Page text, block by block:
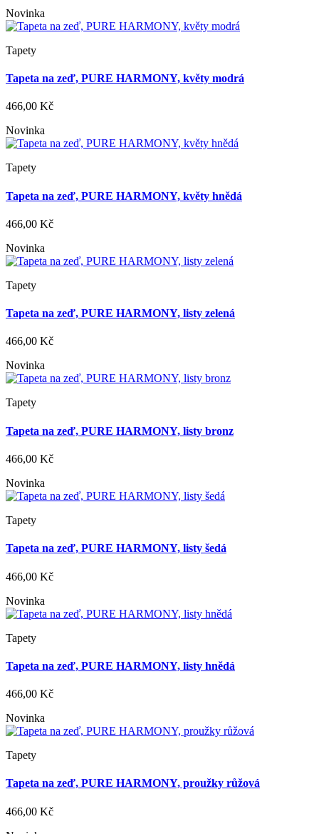
Novinka
Tapety
Tapeta na zeď, PURE HARMONY, květy modrá
466,00 Kč
Novinka
Tapety
Tapeta na zeď, PURE HARMONY, květy hnědá
466,00 Kč
Novinka
Tapety
Tapeta na zeď, PURE HARMONY, listy zelená
466,00 Kč
Novinka
Tapety
Tapeta na zeď, PURE HARMONY, listy bronz
466,00 Kč
Novinka
Tapety
Tapeta na zeď, PURE HARMONY, listy šedá
466,00 Kč
Novinka
Tapety
Tapeta na zeď, PURE HARMONY, listy hnědá
466,00 Kč
Novinka
Tapety
Tapeta na zeď, PURE HARMONY, proužky růžová
466,00 Kč